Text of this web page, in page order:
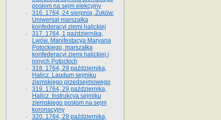
posłom na sejm elekcyjny
316. 1764, 24 sierpnia, Żuków.
Uniwersał marszałka
konfederacyi ziemi halickiej
317. 1764, 1 października,
Lwów. Manifestacya Maryana
Potockiego, marszałka
konfederacyi ziemi halickiej i
innych Potockich
318. 1764, 29 października,
Halicz. Laudum sejmiku
ziemskiego przedsejmowego
319. 1764, 29 października,
Halicz. Instrukcya sejmiku
ziemskiego posłom na sejm
koronacyjny
320. 1764, 29 października,